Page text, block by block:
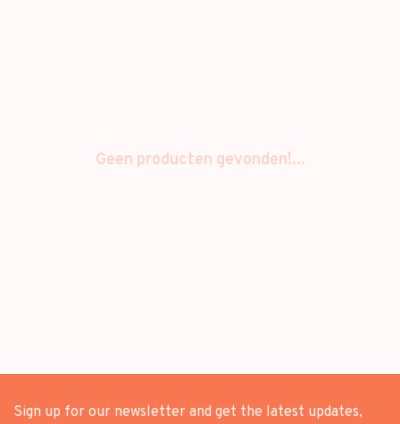
Geen producten gevonden!...
Sign up for our newsletter and get the latest updates,